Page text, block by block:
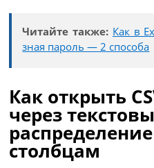
Читайте также: Как в
зная пароль — 2 способа
Как открыть
через
столбцам